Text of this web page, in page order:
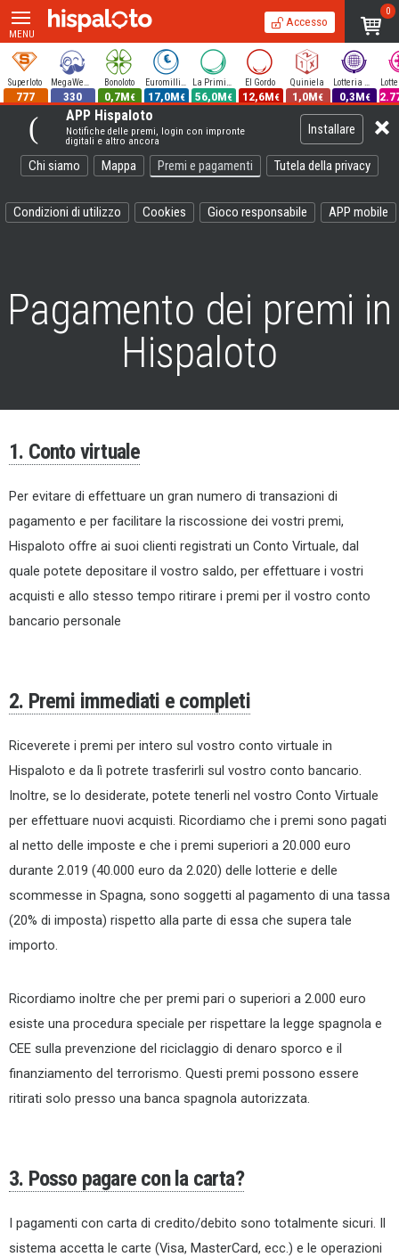
MENU
Accesso
0
Superloto
777
MegaWeekend
330
Bonoloto
0,7M€
Euromillions
17,0M€
La Primitiva
56,0M€
El Gordo
12,6M€
Quiniela
1,0M€
Lotteria Nazionale
0,3M€
APP Hispaloto
Notifiche delle premi, login con impronte
digitali e altro ancora
Installare
Chi siamo Mappa Premi e pagamenti Tutela della privacy
Condizioni di utilizzo Cookies Gioco responsabile APP mobile
Pagamento dei premi in
Hispaloto
1. Conto virtuale
Per evitare di effettuare un gran numero di transazioni di
pagamento e per facilitare la riscossione dei vostri premi,
Hispaloto offre ai suoi clienti registrati un Conto Virtuale, dal
quale potete depositare il vostro saldo, per effettuare i vostri
acquisti e allo stesso tempo ritirare i premi per il vostro conto
bancario personale
2. Premi immediati e completi
Riceverete i premi per intero sul vostro conto virtuale in
Hispaloto e da lì potrete trasferirli sul vostro conto bancario.
Inoltre, se lo desiderate, potete tenerli nel vostro Conto Virtuale
per effettuare nuovi acquisti. Ricordiamo che i premi sono pagati
al netto delle imposte e che i premi superiori a 20.000 euro
durante 2.019 (40.000 euro da 2.020) delle lotterie e delle
scommesse in Spagna, sono soggetti al pagamento di una tassa
(20% di imposta) rispetto alla parte di essa che supera tale
importo.
Ricordiamo inoltre che per premi pari o superiori a 2.000 euro
esiste una procedura speciale per rispettare la legge spagnola e
CEE sulla prevenzione del riciclaggio di denaro sporco e il
finanziamento del terrorismo. Questi premi possono essere
ritirati solo presso una banca spagnola autorizzata.
3. Posso pagare con la carta?
I pagamenti con carta di credito/debito sono totalmente sicuri. Il
sistema accetta le carte (Visa, MasterCard, ecc.) e le operazioni